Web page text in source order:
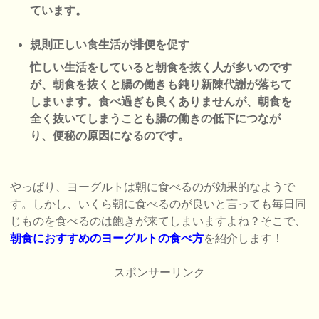
ています。
規則正しい食生活が排便を促す
忙しい生活をしていると朝食を抜く人が多いのです
が、朝食を抜くと腸の働きも鈍り新陳代謝が落ちて
しまいます。食べ過ぎも良くありませんが、朝食を
全く抜いてしまうことも腸の働きの低下につなが
り、便秘の原因になるのです。
やっぱり、ヨーグルトは朝に食べるのが効果的なようで
す。しかし、いくら朝に食べるのが良いと言っても毎日同
じものを食べるのは飽きが来てしまいますよね？そこで、
朝食におすすめのヨーグルトの食べ方を紹介します！
スポンサーリンク